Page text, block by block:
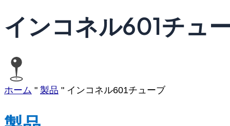
インコネル601チュ
ホーム " 製品 " インコネル601チューブ